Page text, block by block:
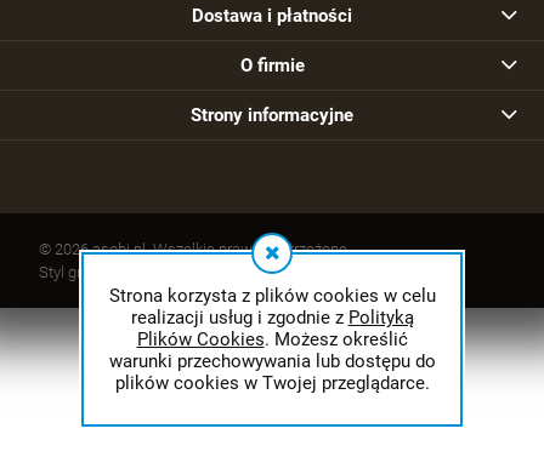
Strona korzysta z plików cookies w celu
realizacji usług i zgodnie z Polityką
Plików Cookies. Możesz określić
warunki przechowywania lub dostępu do
plików cookies w Twojej przeglądarce.
Dostawa i płatności
O firmie
Strony informacyjne
© 2026 asobi.pl. Wszelkie prawa zastrzeżone.
Styl graficzny ShopGadget.pl
Sklep internetowy Shoper.pl